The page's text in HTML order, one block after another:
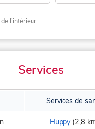
de l'intérieur
Services
Services de
Huppy (2,8